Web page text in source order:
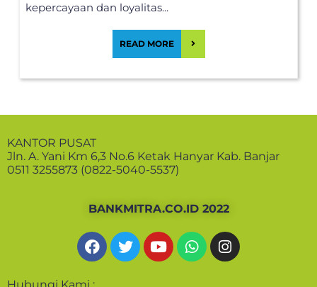
kepercayaan dan loyalitas...
READ MORE
KANTOR PUSAT
Jln. A. Yani Km 6,3 No.6 Ketak Hanyar Kab. Banjar
0511 3255873 (0822-5040-5537)
BANKMITRA.CO.ID 2022